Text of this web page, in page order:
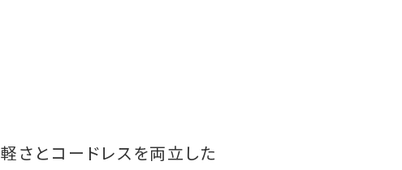
軽さとコードレスを両立した